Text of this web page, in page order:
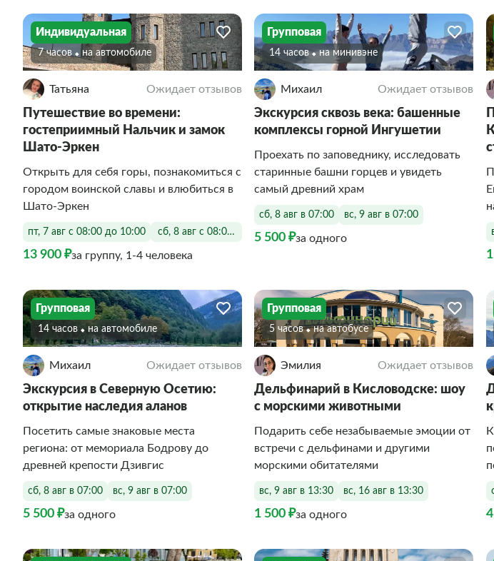
Индивидуальная
7 часов На автомобиле
Татьяна Ожидает отзывов
Путешествие во времени:
гостеприимный Нальчик и замок
Шато-Эркен
Открыть для себя горы, познакомиться с
городом воинской славы и влюбиться в
Шато‑Эркен
пт, 7 авг с 08:00 до 10:00 сб, 8 авг с 08:00 до 10:00
13 900 ₽за группу, 1-4 человека
Групповая
14 часов На минивэне
Михаил Ожидает отзывов
Экскурсия сквозь века: башенные
комплексы горной Ингушетии
Проехать по заповеднику, исследовать
старинные башни горцев и увидеть
самый древний храм
сб, 8 авг в 07:00 вс, 9 авг в 07:00
5 500 ₽за одного
Групповая
14 часов На автомобиле
Михаил Ожидает отзывов
Экскурсия в Северную Осетию:
открытие наследия аланов
Посетить самые знаковые места
региона: от мемориала Бодрову до
древней крепости Дзивгис
сб, 8 авг в 07:00 вс, 9 авг в 07:00
5 500 ₽за одного
Групповая
5 часов На автобусе
Эмилия Ожидает отзывов
Дельфинарий в Кисловодске: шоу
с морскими животными
Подарить себе незабываемые эмоции от
встречи с дельфинами и другими
морскими обитателями
вс, 9 авг в 13:30 вс, 16 авг в 13:30
1 500 ₽за одного